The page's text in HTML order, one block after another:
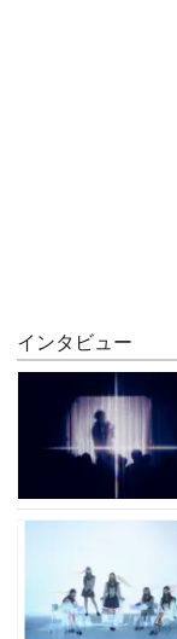
インタビュー